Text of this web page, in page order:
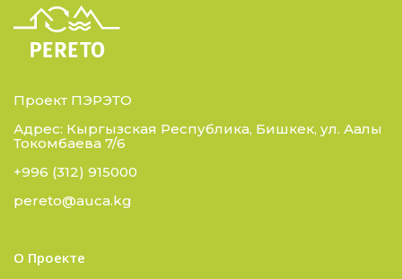
Проект ПЭРЭТО
Адрес: Кыргызская Республика, Бишкек, ул. Аалы
Токомбаева 7/6
+996 (312) 915000
pereto@auca.kg
О Проекте